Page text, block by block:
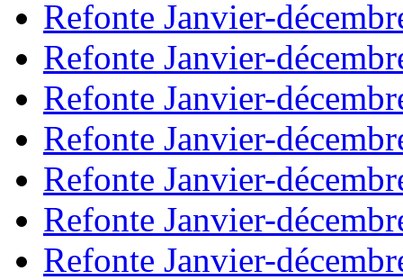
Refonte Janvier-
Refonte Janvier-
Refonte Janvier-
Refonte Janvier-
Refonte Janvier-
Refonte Janvier-
Refonte Janvier-